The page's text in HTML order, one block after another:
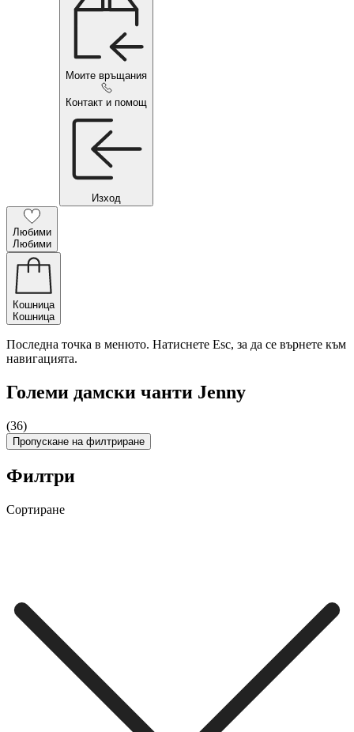
Моите връщания
Контакт и помощ
Изход
Любими
Любими
Кошница
Кошница
Последна точка в менюто. Натиснете Esc, за да се върнете към
навигацията.
Големи дамски чанти Jenny
(36)
Пропускане на филтриране
Филтри
Сортиране